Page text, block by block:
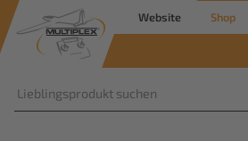
Website Shop